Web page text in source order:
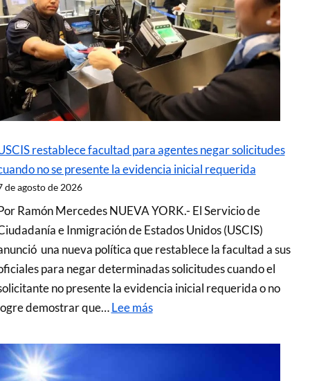
restablece facultad para agentes negar solicitudes
no se presente la evidencia inicial requerida
de agosto de 2026
Ramón Mercedes NUEVA YORK.- El Servicio de
e Inmigración de Estados Unidos (USCIS)
una nueva política que restablece la facultad a sus
para negar determinadas solicitudes cuando el
no presente la evidencia inicial requerida o no
demostrar que…Lee más